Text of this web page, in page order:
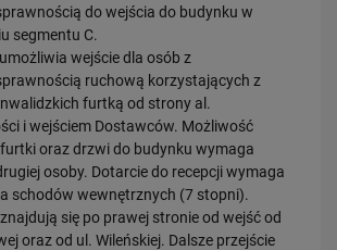
do wejścia do budynku w
segmentu C.
wejście dla osób z
ruchową korzystających z
furtką od strony al.
i wejściem Dostawców. Możliwość
oraz drzwi do budynku wymaga
osoby. Dotarcie do recepcji wymaga
schodów wewnętrznych (7 stopni).
się po prawej stronie od wejść od
oraz od ul. Wileńskiej. Dalsze przejście